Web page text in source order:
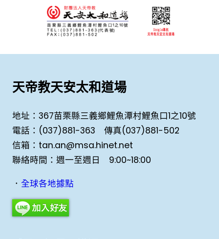
天帝教天安太和道場
地址：367苗栗縣三義鄉鯉魚潭村鯉魚口1之10號
電話：(037)881-363 傳真(037)881-502
信箱：tan.an@msa.hinet.net
聯絡時間：週一至週日 9:00~18:00
． 全球各地據點